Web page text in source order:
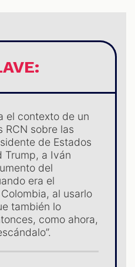
el contexto de un
RCN sobre las
de Estados
Trump, a Iván
del
era el
al usarlo
también lo
como ahora,